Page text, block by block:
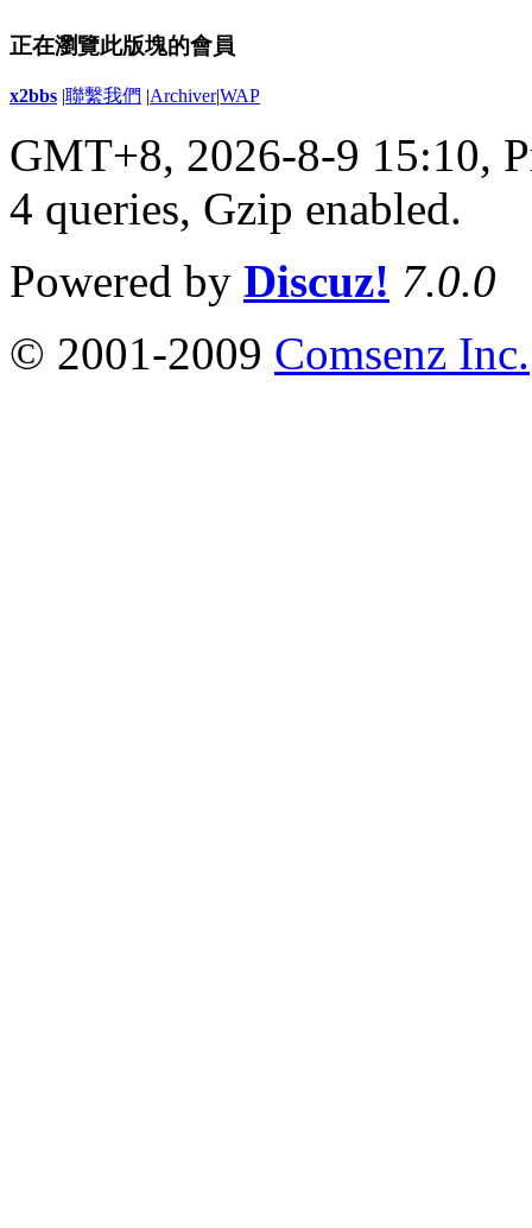
正在瀏覽此版塊的會員
x2bbs |聯繫我們 |Archiver|WAP
GMT+8, 2026-8-9 15:10,
4 queries, Gzip enabled.
Powered by Discuz! 7.0.0
© 2001-2009 Comsenz Inc.